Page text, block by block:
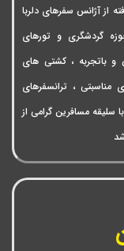
از آژانس سفرهای دلربا
در حوزه گردشگری و تورهای
و باتجربه ، کشتی های
، ترانسفرهای
مسافرین گرامی از